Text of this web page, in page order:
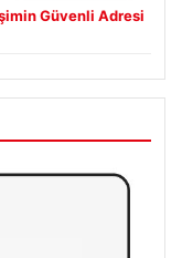
Güvenli Adresi